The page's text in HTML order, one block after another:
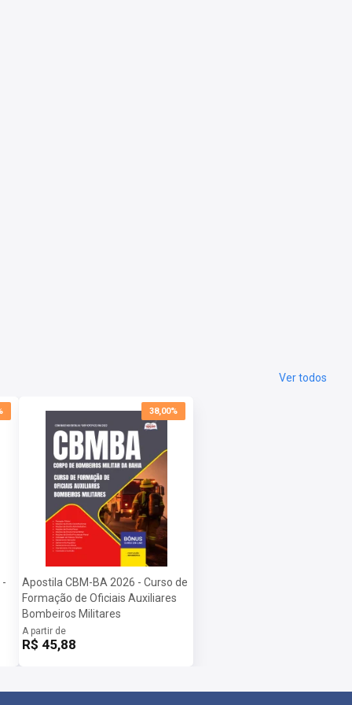
Ver todos
-
38,00%
Apostila CBM-BA 2026 - Curso de
Formação de Oficiais Auxiliares
Bombeiros Militares
A partir de
R$ 45,88